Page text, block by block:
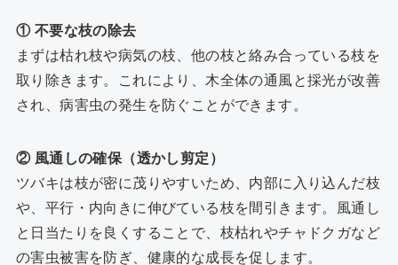
① 不要な枝の除去
まずは枯れ枝や病気の枝、他の枝と絡み合っている枝を
取り除きます。これにより、木全体の通風と採光が改善
され、病害虫の発生を防ぐことができます。
② 風通しの確保（透かし剪定）
ツバキは枝が密に茂りやすいため、内部に入り込んだ枝
や、平行・内向きに伸びている枝を間引きます。風通し
と日当たりを良くすることで、枝枯れやチャドクガなど
の害虫被害を防ぎ、健康的な成長を促します。